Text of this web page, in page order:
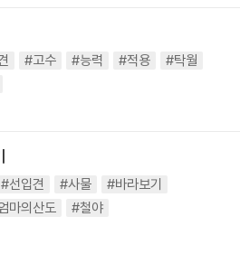
#고수 #능력 #적용
#탁월
#선입견 #사물
#바라보기
마의산도 #철야